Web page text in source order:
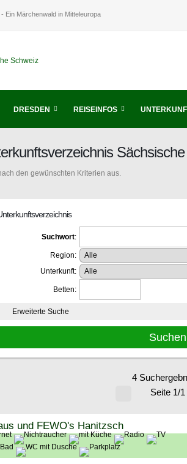
Ein Märchenwald in Mitteleuropa
DRESDEN REISEINFOS
den gewünschten Kriterien aus.
Suchwort:
Region:
Unterkunft:
Betten:
Erweiterte Suche
4
Seite 1/1
und FEWO's Hanitzsch